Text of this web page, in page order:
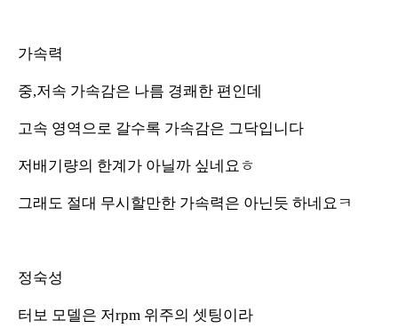
가속력
중,저속 가속감은 나름 경쾌한 편인데
고속 영역으로 갈수록 가속감은 그닥입니다
저배기량의 한계가 아닐까 싶네요ㅎ
그래도 절대 무시할만한 가속력은 아닌듯 하네요ㅋ
정숙성
터보 모델은 저rpm 위주의 셋팅이라